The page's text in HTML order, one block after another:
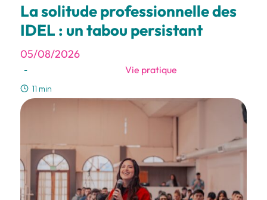
La solitude professionnelle des
IDEL : un tabou persistant
05/08/2026
- Vie pratique
11 min